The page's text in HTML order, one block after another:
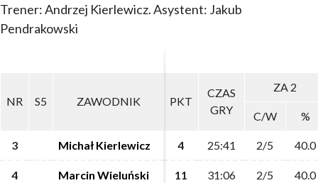
Trener: Andrzej Kierlewicz. Asystent: Jakub
Pendrakowski
NR S5 ZAWODNIK PKT
CZAS
GRY
ZA 2
C/W %
3 Michał Kierlewicz 4 25:41 2/5 40.0
4 Marcin Wieluński 11 31:06 2/5 40.0
NR S5 ZAWODNIK PKT
CZAS
GRY
ZA 2
C/W %
3 Michał Kierlewicz 4 25:41 2/5 40.0
4 Marcin Wieluński 11 31:06 2/5 40.0